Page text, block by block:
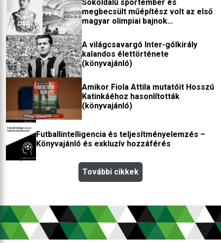
Sokoldalú sportember és
megbecsült műépítész volt az első
magyar olimpiai bajnok
(könyvajánló)
A világcsavargó Inter-gólkirály
kalandos élettörténete
(könyvajánló)
Amikor Fiola Attila mutatóit Hosszú
Katinkáéhoz hasonlították
(könyvajánló)
Futballintelligencia és teljesítményelemzés –
Könyvajánló és exkluzív hozzáférés
További cikkek